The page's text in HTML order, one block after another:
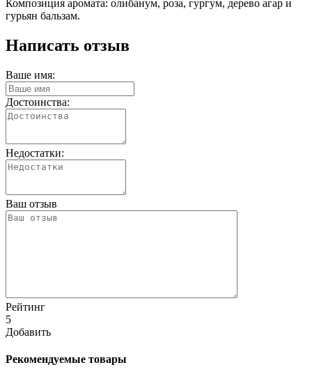
Композиция аромата: олибанум, роза, гургум, дерево агар и
гурьян бальзам.
Написать отзыв
Ваше имя:
Достоинства:
Недостатки:
Ваш отзыв
Рейтинг
5
Добавить
Рекомендуемые товары